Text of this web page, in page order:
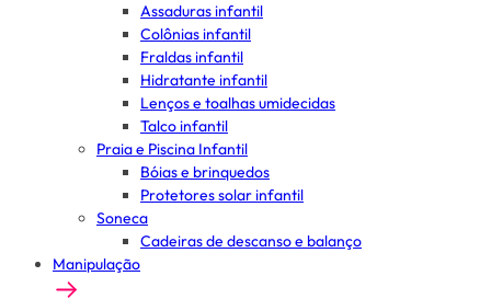
Assaduras infantil
Colônias infantil
Fraldas infantil
Hidratante infantil
Lenços e toalhas umidecidas
Talco infantil
Praia e Piscina Infantil
Bóias e brinquedos
Protetores solar infantil
Soneca
Cadeiras de descanso e balanço
Manipulação